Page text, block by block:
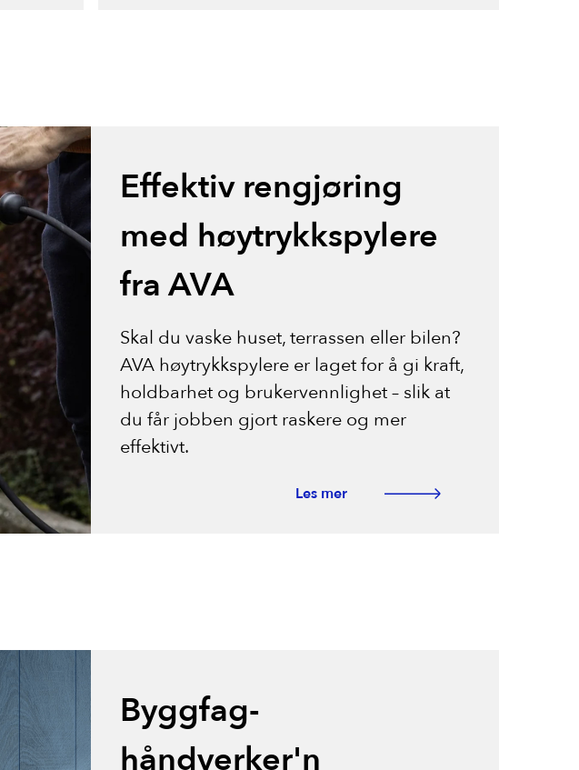
Effektiv rengjøring
med høytrykkspylere
fra AVA
Skal du vaske huset, terrassen eller bilen?
AVA høytrykkspylere er laget for å gi kraft,
holdbarhet og brukervennlighet – slik at
du får jobben gjort raskere og mer
effektivt.
Les mer
Byggfag-
håndverker'n